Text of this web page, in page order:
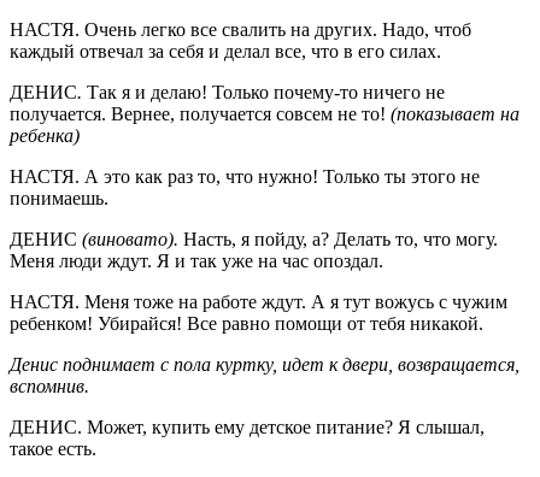
НАСТЯ. Очень легко все свалить на других. Надо, чтоб
каждый отвечал за себя и делал все, что в его силах.
ДЕНИС. Так я и делаю! Только почему-то ничего не
получается. Вернее, получается совсем не то! (показывает на
ребенка)
НАСТЯ. А это как раз то, что нужно! Только ты этого не
понимаешь.
ДЕНИС (виновато). Насть, я пойду, а? Делать то, что могу.
Меня люди ждут. Я и так уже на час опоздал.
НАСТЯ. Меня тоже на работе ждут. А я тут вожусь с чужим
ребенком! Убирайся! Все равно помощи от тебя никакой.
Денис поднимает с пола куртку, идет к двери, возвращается,
вспомнив.
ДЕНИС. Может, купить ему детское питание? Я слышал,
такое есть.